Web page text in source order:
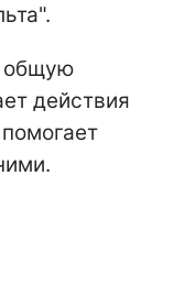
общую
действия